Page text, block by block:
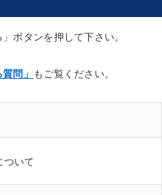
ボタンを押して下さい。
問」 もご覧ください。
ついて